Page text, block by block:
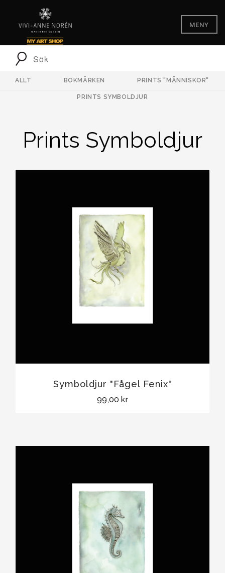
MENY
ALLT BOKMÄRKEN PRINTS "MÄNNISKOR"
PRINTS SYMBOLDJUR
Prints Symboldjur
Symboldjur "Fågel Fenix"
99,00 kr